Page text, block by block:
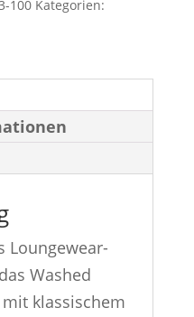
100 Kategorien:
Loungewear-
Washed
klassischem